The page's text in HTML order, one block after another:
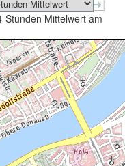
Stunden Mittelwert am